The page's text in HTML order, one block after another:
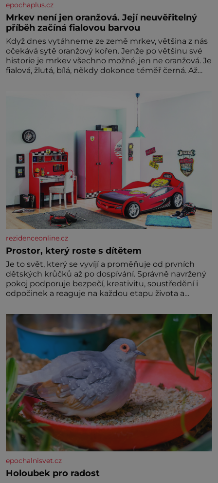
epochaplus.cz
Mrkev není jen oranžová. Její neuvěřitelný
příběh začíná fialovou barvou
Když dnes vytáhneme ze země mrkev, většina z nás
očekává sytě oranžový kořen. Jenže po většinu své
historie je mrkev všechno možné, jen ne oranžová. Je
fialová, žlutá, bílá, někdy dokonce téměř černá. Až
nedokážeme představit. Její příběh je
rezidenceonline.cz
Prostor, který roste s dítětem
Je to svět, který se vyvíjí a proměňuje od prvních
dětských krůčků až po dospívání. Správně navržený
pokoj podporuje bezpečí, kreativitu, soustředění i
odpočinek a reaguje na každou etapu života a
jednoduchost, měkkost a bezpečí, proto by pokoj
miminka měl působit především klidně a útulně.
Předškolní věk je
epochalnisvet.cz
Holoubek pro radost